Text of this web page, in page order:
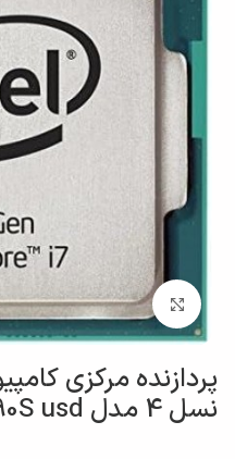
بزرگنمایی تصویر
نسل 4 مدل 4790S usd